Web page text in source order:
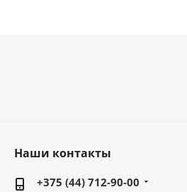
Наши контакты
+375 (44) 712-90-00